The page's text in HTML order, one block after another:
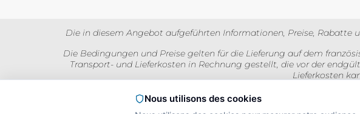
Die in diesem Angebot aufgeführten Informationen, Preise, Rabatte
Die Bedingungen und Preise gelten für die Lieferung auf dem
Transport- und Lieferkosten in Rechnung gestellt, die vor der
Lieferkosten
Die Preise werden für Privatpersonen inklusive Mehrwertsteuer
Nous utilisons des cookies